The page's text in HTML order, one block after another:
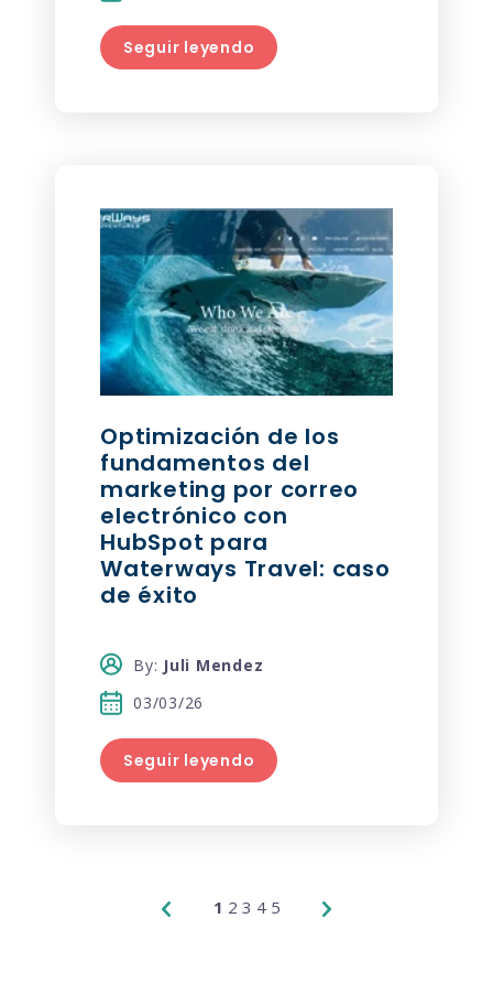
Seguir leyendo
Optimización de los
fundamentos del
marketing por correo
electrónico con
HubSpot para
Waterways Travel: caso
de éxito
By: Juli Mendez
03/03/26
Seguir leyendo
1 2 3 4 5